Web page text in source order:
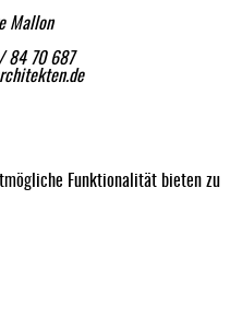
Mallon
84 70 687
Funktionalität bieten zu